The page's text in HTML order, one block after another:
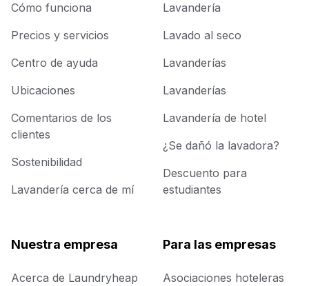
Cómo funciona
Precios y servicios
Centro de ayuda
Ubicaciones
Comentarios de los
clientes
Sostenibilidad
Lavandería cerca de mí
Lavandería
Lavado al seco
Lavanderías
Lavanderías
Lavandería de hotel
¿Se dañó la lavadora?
Descuento para
estudiantes
Nuestra empresa
Acerca de Laundryheap
Para las empresas
Asociaciones hoteleras